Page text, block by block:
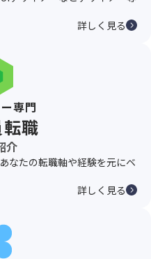
詳しく見る
専門
職
介
なたの転職軸や経験を元にベ
詳しく見る